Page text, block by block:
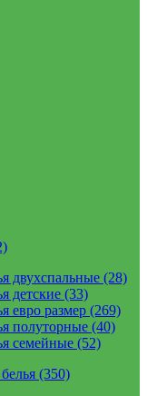
двухспальные (28)
детские (33)
евро размер (269)
полуторные (40)
семейные (52)
(350)